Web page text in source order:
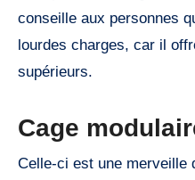
conseille aux personnes
lourdes charges, car il
supérieurs.
Cage
Celle-ci est une merveille